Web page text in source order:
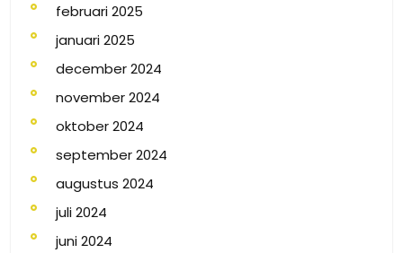
februari 2025
januari 2025
december 2024
november 2024
oktober 2024
september 2024
augustus 2024
juli 2024
juni 2024